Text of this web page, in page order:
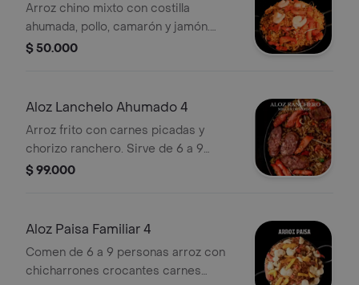
Arroz chino mixto con costilla
ahumada, pollo, camarón y jamón.
Ideal para 2 personas.
$ 50.000
Aloz Lanchelo Ahumado 4
Arroz frito con carnes picadas y
chorizo ranchero. Sirve de 6 a 9
personas.
$ 99.000
Aloz Paisa Familiar 4
Comen de 6 a 9 personas arroz con
chicharrones crocantes carnes